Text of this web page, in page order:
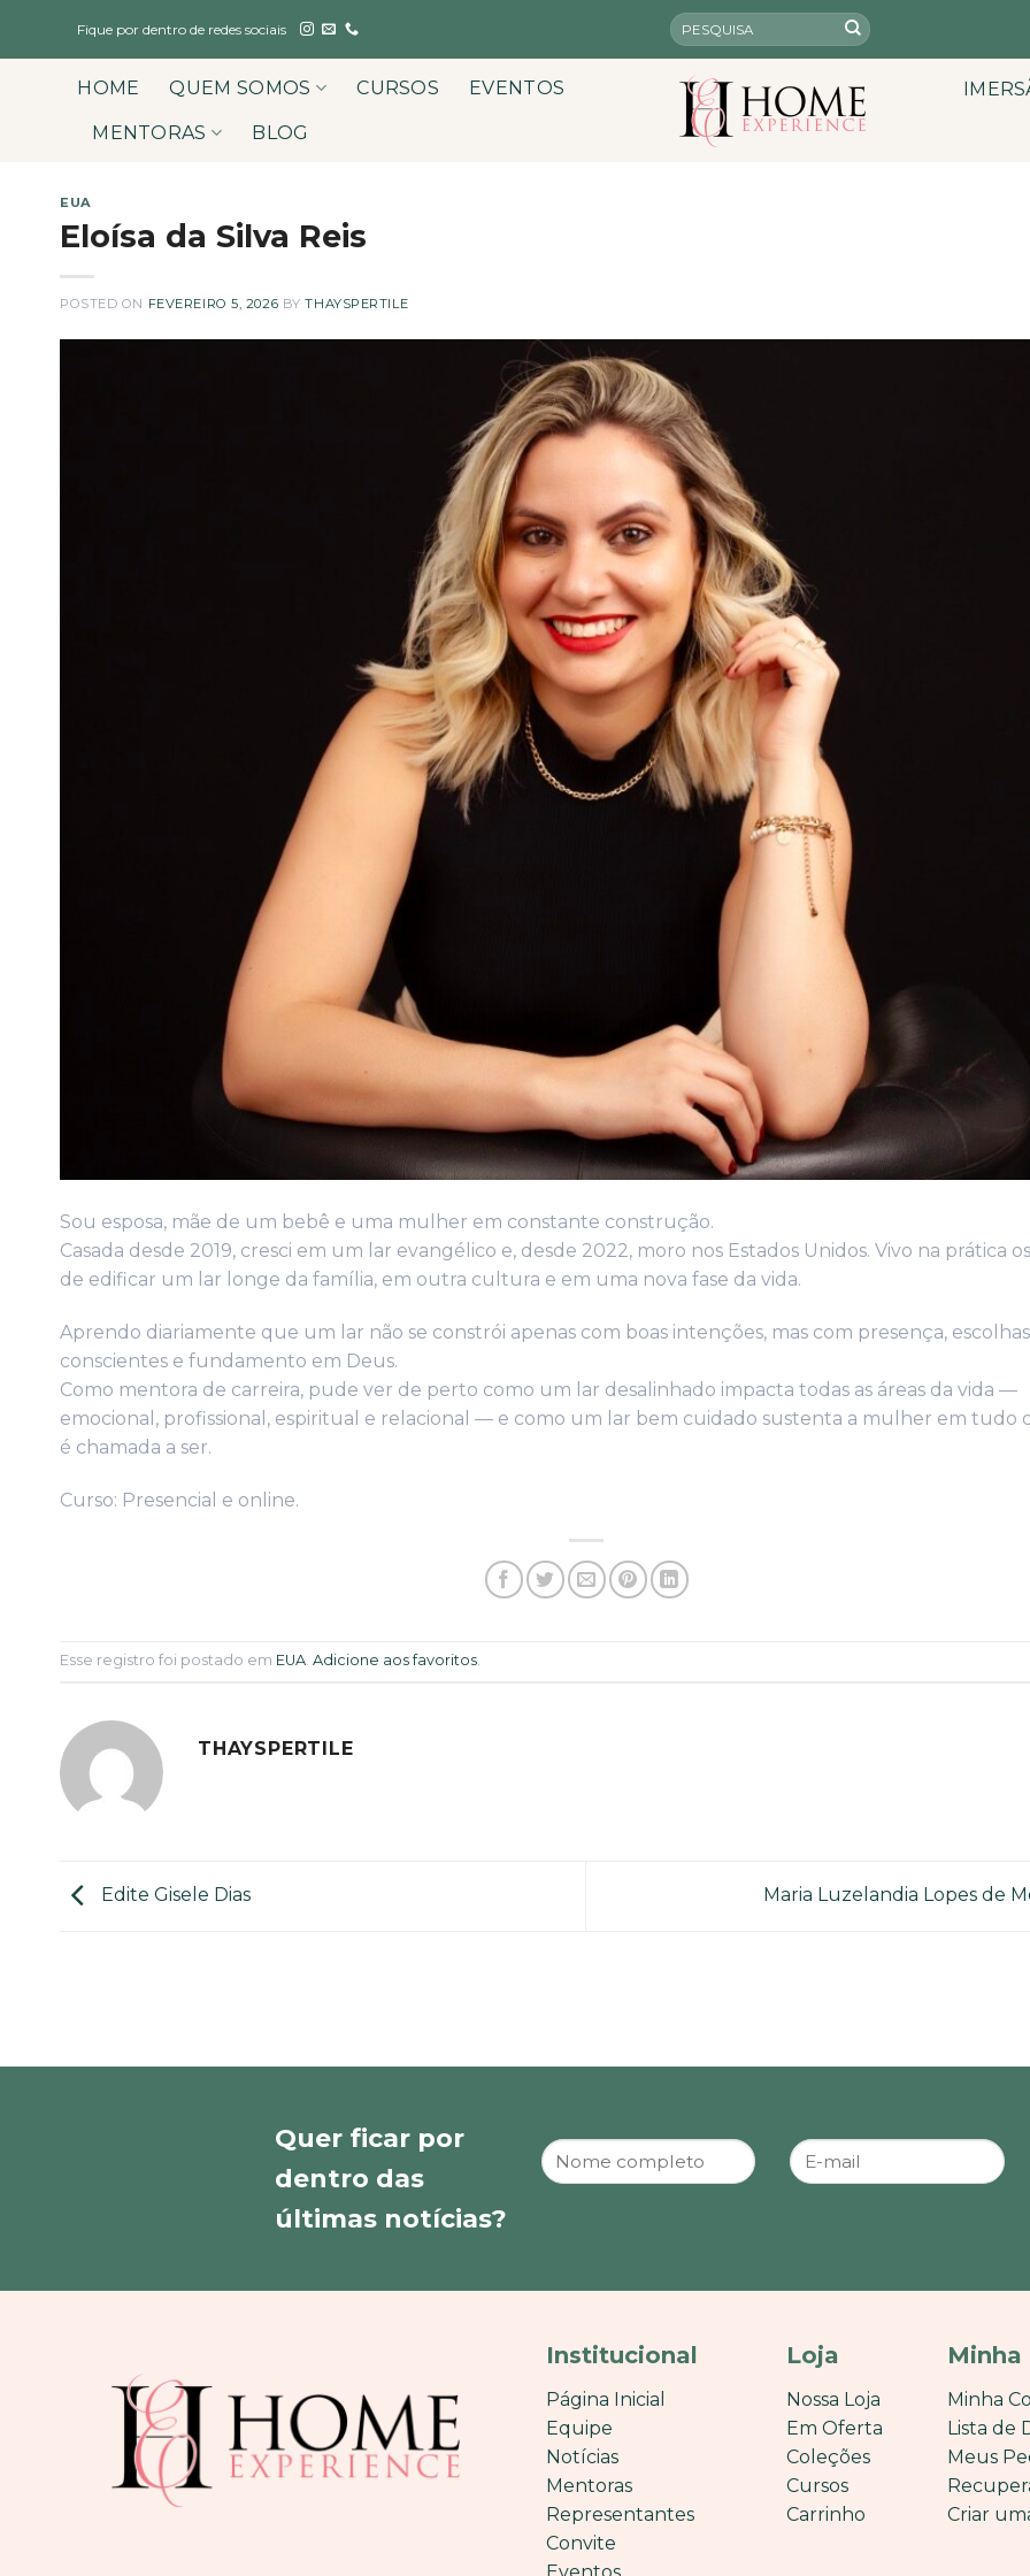
Fique por dentro de redes sociais
HOME QUEM SOMOS CURSOS EVENTOS
MENTORAS BLOG
EUA
Eloísa da Silva Reis
POSTED ON FEVEREIRO 5, 2026 BYTHAYSPERTILE
Sou esposa, mãe de um bebê e uma mulher em constante construção.
Casada desde 2019, cresci em um lar evangélico e, desde 2022, moro nos Estados Unidos. Vivo na prática
de edificar um lar longe da família, em outra cultura e em uma nova fase da vida.
Aprendo diariamente que um lar não se constrói apenas com boas intenções, mas com presença, escolhas
conscientes e fundamento em Deus.
Como mentora de carreira, pude ver de perto como um lar desalinhado impacta todas as áreas da vida —
emocional, profissional, espiritual e relacional — e como um lar bem cuidado sustenta a mulher em tudo
é chamada a ser.
Curso: Presencial e online.
Esse registro foi postado em EUA. Adicione aos favoritos.
THAYSPERTILE
Edite Gisele Dias Maria Luzelandia Lopes de
Quer ficar por
dentro das
últimas notícias?
Institucional
Página Inicial
Equipe
Notícias
Mentoras
Representantes
Convite
Loja
Nossa Loja
Em Oferta
Coleções
Cursos
Carrinho
Minha
Minha
Lista de
Meus
Criar